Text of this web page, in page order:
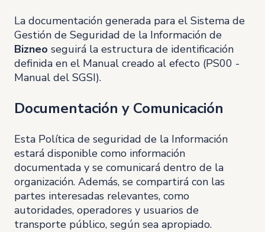
La documentación generada para el Sistema de
Gestión de Seguridad de la Información de
Bizneo seguirá la estructura de identificación
definida en el Manual creado al efecto (PS00 -
Manual del SGSI).
Documentación y Comunicación
Esta Política de seguridad de la Información
estará disponible como información
documentada y se comunicará dentro de la
organización. Además, se compartirá con las
partes interesadas relevantes, como
autoridades, operadores y usuarios de
transporte público, según sea apropiado.